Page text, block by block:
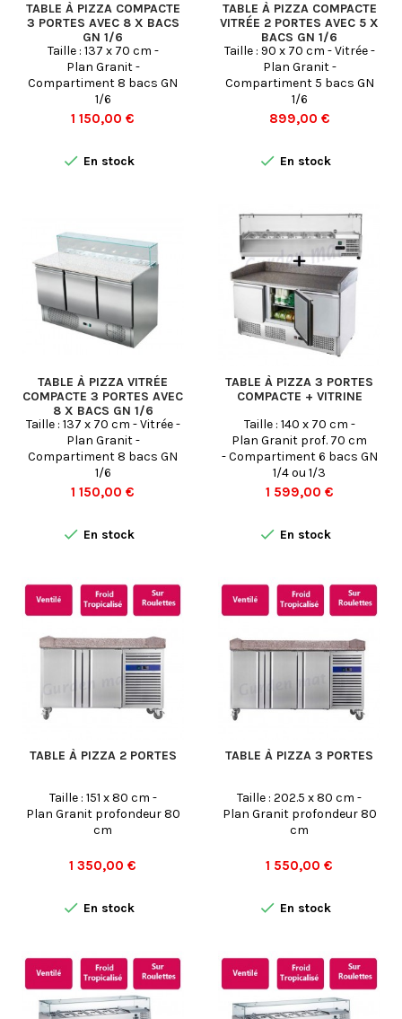
TABLE À PIZZA COMPACTE
3 PORTES AVEC 8 X BACS
GN 1/6
Taille : 137 x 70 cm -
Plan Granit -
Compartiment 8 bacs GN
1/6
Prix
1 150,00 €
 En stock
TABLE À PIZZA COMPACTE
VITRÉE 2 PORTES AVEC 5 X
BACS GN 1/6
Taille : 90 x 70 cm - Vitrée -
Plan Granit -
Compartiment 5 bacs GN
1/6
Prix
899,00 €
 En stock
TABLE À PIZZA VITRÉE
COMPACTE 3 PORTES AVEC
8 X BACS GN 1/6
Taille : 137 x 70 cm - Vitrée -
Plan Granit -
Compartiment 8 bacs GN
1/6
Prix
1 150,00 €
 En stock
TABLE À PIZZA 3 PORTES
COMPACTE + VITRINE
Taille : 140 x 70 cm -
Plan Granit prof. 70 cm
- Compartiment 6 bacs GN
1/4 ou 1/3
Prix
1 599,00 €
 En stock
TABLE À PIZZA 2 PORTES
Taille : 151 x 80 cm -
Plan Granit profondeur 80
cm
Prix
1 350,00 €
 En stock
TABLE À PIZZA 3 PORTES
Taille : 202.5 x 80 cm -
Plan Granit profondeur 80
cm
Prix
1 550,00 €
 En stock